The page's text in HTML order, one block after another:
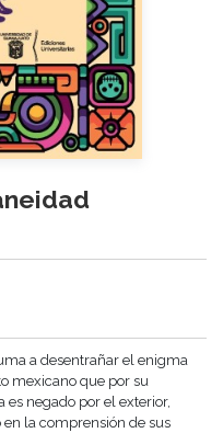
a desentrañar el enigma
mexicano que por su
negado por el exterior,
la comprensión de sus